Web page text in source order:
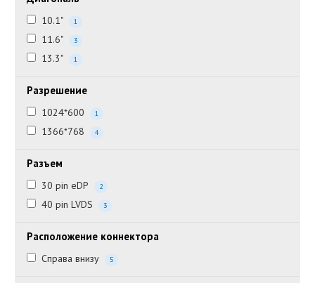
10.1" 1
11.6" 3
13.3" 1
Разрешение
1024*600 1
1366*768 4
Разъем
30 pin eDP 2
40 pin LVDS 3
Расположение коннектора
Справа внизу 5